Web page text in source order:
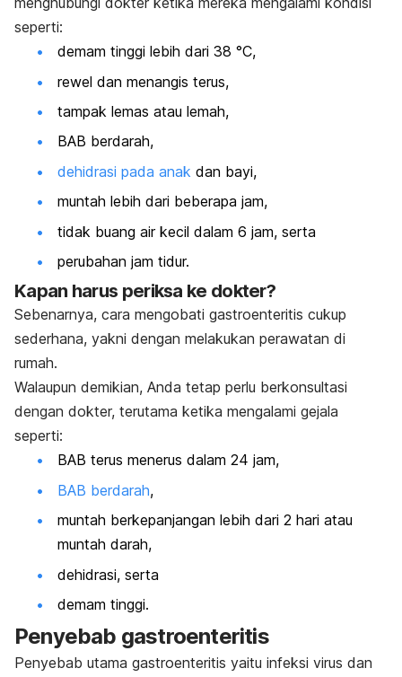
seperti:
demam tinggi lebih dari 38 °C,
rewel dan menangis terus,
tampak lemas atau lemah,
BAB berdarah,
dehidrasi pada anak dan bayi,
muntah lebih dari beberapa jam,
tidak buang air kecil dalam 6 jam, serta
perubahan jam tidur.
Kapan harus periksa ke dokter?
Sebenarnya, cara mengobati gastroenteritis cukup
sederhana, yakni dengan melakukan perawatan di
rumah.
Walaupun demikian, Anda tetap perlu berkonsultasi
dengan dokter, terutama ketika mengalami gejala
seperti:
BAB terus menerus dalam 24 jam,
BAB berdarah,
muntah berkepanjangan lebih dari 2 hari atau
muntah darah,
dehidrasi, serta
demam tinggi.
Penyebab gastroenteritis
Penyebab utama gastroenteritis yaitu infeksi virus dan